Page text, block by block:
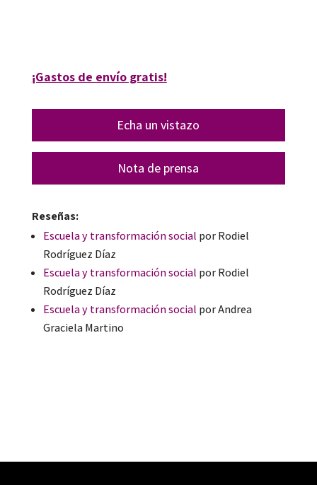
¡Gastos de envío gratis!
Echa un vistazo
Nota de prensa
Reseñas:
Escuela y transformación social por Rodiel
Rodríguez Díaz
Escuela y transformación social por Rodiel
Rodríguez Díaz
Escuela y transformación social por Andrea
Graciela Martino